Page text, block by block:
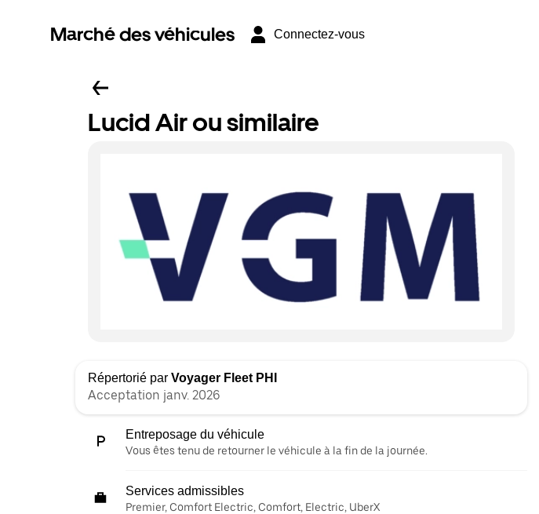
Marché des véhicules Connectez-vous
Lucid Air ou similaire
Répertorié par Voyager Fleet PHI
Acceptation janv. 2026
Entreposage du véhicule
Vous êtes tenu de retourner le véhicule à la fin de la journée.
Services admissibles
Premier, Comfort Electric, Comfort, Electric, UberX